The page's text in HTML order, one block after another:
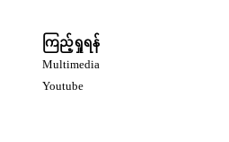
ကြည့်ရှုရန်
Multimedia
Youtube